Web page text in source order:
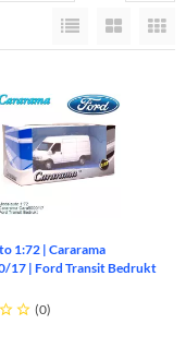
1:72 | Cararama
17 | Ford Transit Bedrukt
  (0)